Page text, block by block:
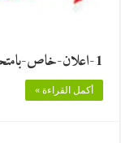
اعلان-خاص-بامتحان-تحديد-المستوى-في-اللغة-الإنجليزية-1⁩-1تنزيل
أكمل القراءة »